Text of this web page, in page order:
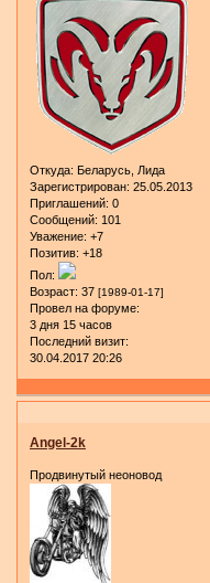
Откуда: Беларусь, Лида
Зарегистрирован: 25.05.2013
Приглашений: 0
Сообщений: 101
Уважение: +7
Позитив: +18
Пол:
Возраст: 37 [1989-01-17]
Провел на форуме:
3 дня 15 часов
Последний визит:
30.04.2017 20:26
Angel-2k
Продвинутый неоновод